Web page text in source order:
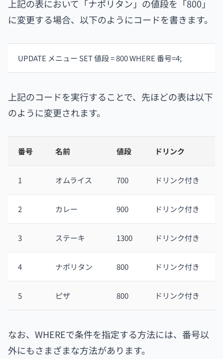
上記の表において「ナポリタン」の値段を「800」
に変更する場合、以下のようにコードを書きます。
UPDATE メニュー SET 値段 = 800 WHERE 番号=4;
上記のコードを実行することで、先ほどの表は以下
のように変更されます。
番号 名前 値段 ドリンク
1 オムライス 700 ドリンク付き
2 カレー 900 ドリンク付き
3 ステーキ 1300 ドリンク付き
4 ナポリタン 800 ドリンク付き
5 ピザ 800 ドリンク付き
なお、WHEREで条件を指定する方法には、番号以
外にもさまざまな方法があります。